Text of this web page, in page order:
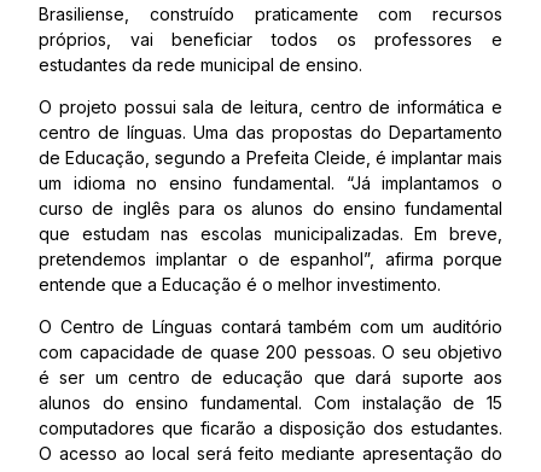
Brasiliense, construído praticamente com recursos
próprios, vai beneficiar todos os professores e
estudantes da rede municipal de ensino.
O projeto possui sala de leitura, centro de informática e
centro de línguas. Uma das propostas do Departamento
de Educação, segundo a Prefeita Cleide, é implantar mais
um idioma no ensino fundamental. “Já implantamos o
curso de inglês para os alunos do ensino fundamental
que estudam nas escolas municipalizadas. Em breve,
pretendemos implantar o de espanhol”, afirma porque
entende que a Educação é o melhor investimento.
O Centro de Línguas contará também com um auditório
com capacidade de quase 200 pessoas. O seu objetivo
é ser um centro de educação que dará suporte aos
alunos do ensino fundamental. Com instalação de 15
computadores que ficarão a disposição dos estudantes.
O acesso ao local será feito mediante apresentação do